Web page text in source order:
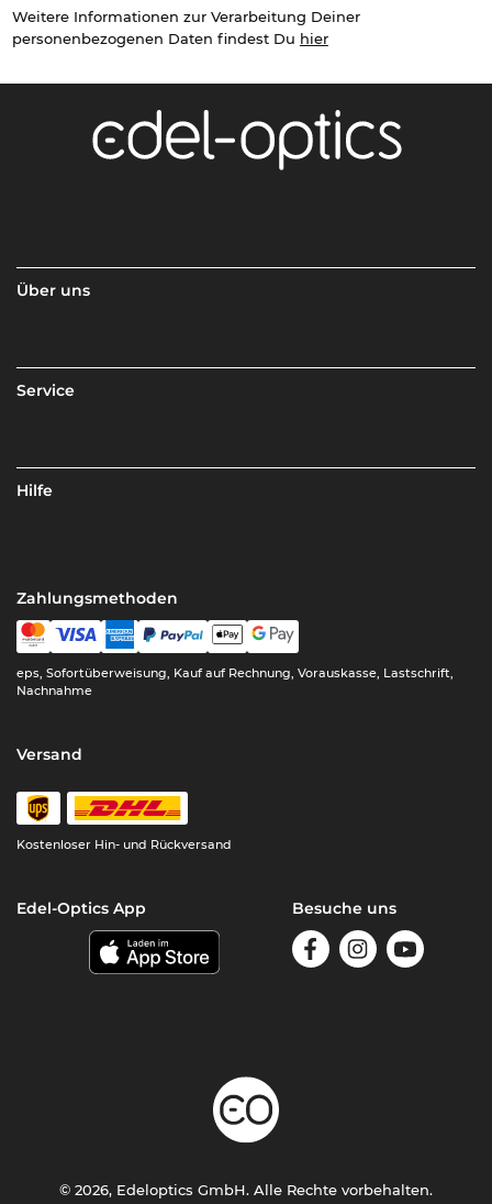
Weitere Informationen zur Verarbeitung Deiner
personenbezogenen Daten findest Du hier
Über uns
Service
Hilfe
Zahlungsmethoden
eps, Sofortüberweisung, Kauf auf Rechnung, Vorauskasse, Lastschrift,
Nachnahme
Versand
Kostenloser Hin- und Rückversand
Edel-Optics App Besuche uns
© 2026, Edeloptics GmbH. Alle Rechte vorbehalten.